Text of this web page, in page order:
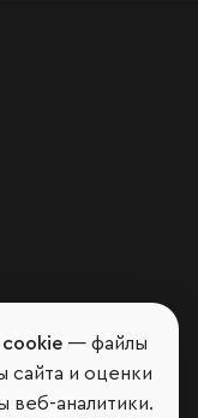
cookie — файлы
сайта и оценки
веб-аналитики.